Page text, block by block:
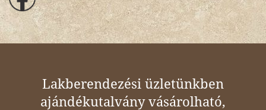
Lakberendezési üzletünkben
ajándékutalvány vásárolható,